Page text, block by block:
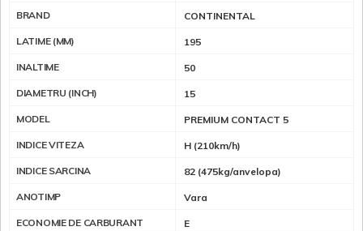
BRAND CONTINENTAL
LATIME (MM) 195
INALTIME 50
DIAMETRU (INCH) 15
MODEL PREMIUM CONTACT 5
INDICE VITEZA H (210km/h)
INDICE SARCINA 82 (475kg/anvelopa)
ANOTIMP Vara
ECONOMIE DE CARBURANT E